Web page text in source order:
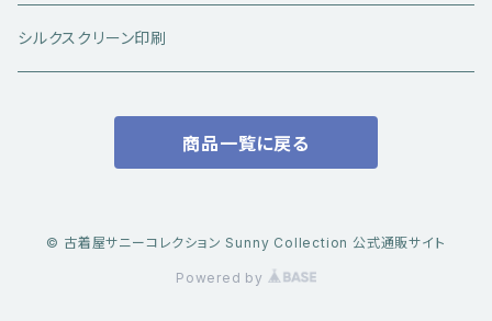
ミリタリーパンツ
スニーカー
アクセサリー
ブレスレット・バングル
ベトジャン
コラボ商品
帽子・キャップ・ハット
ショートパンツ
Caltop
シルクスクリーン印刷
商品一覧に戻る
© 古着屋サニーコレクション Sunny Collection 公式通販サイト
Powered by